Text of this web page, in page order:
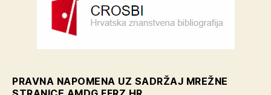
PRAVNA NAPOMENA UZ SADRŽAJ MREŽNE